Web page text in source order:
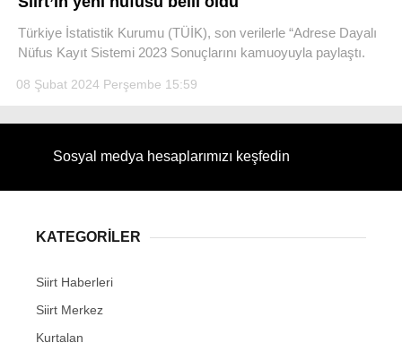
Türkiye İstatistik Kurumu (TÜİK), son verilerle “Adrese Dayalı
Nüfus Kayıt Sistemi 2023 Sonuçlarını kamuoyuyla paylaştı.
08 Şubat 2024 Perşembe 15:59
Sosyal medya hesaplarımızı keşfedin
KATEGORİLER
Siirt Haberleri
Siirt Merkez
Kurtalan